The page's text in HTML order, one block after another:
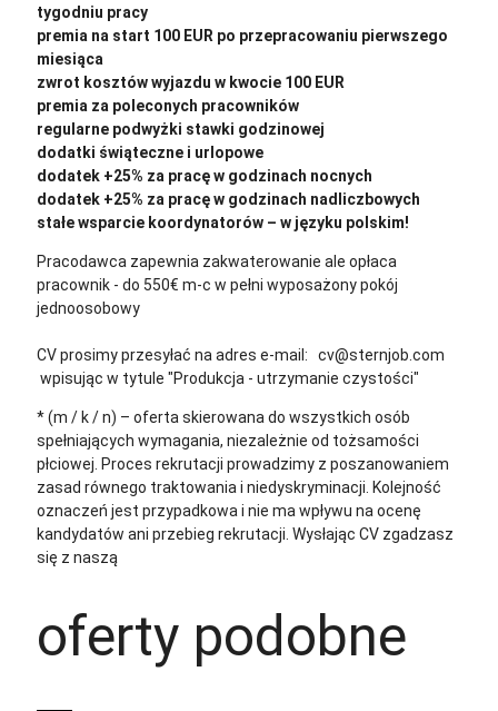
tygodniu pracy
premia na start 100 EUR po przepracowaniu pierwszego
miesiąca
zwrot kosztów wyjazdu w kwocie 100 EUR
premia za poleconych pracowników
regularne podwyżki stawki godzinowej
dodatki świąteczne i urlopowe
dodatek +25% za pracę w godzinach nocnych
dodatek +25% za pracę w godzinach nadliczbowych
stałe wsparcie koordynatorów – w języku polskim!
Pracodawca zapewnia zakwaterowanie ale opłaca
pracownik - do 550€ m-c w pełni wyposażony pokój
jednoosobowy
CV prosimy przesyłać na adres e-mail: cv@sternjob.com
wpisując w tytule "Produkcja - utrzymanie czystości"
* (m / k / n) – oferta skierowana do wszystkich osób
spełniających wymagania, niezależnie od tożsamości
płciowej. Proces rekrutacji prowadzimy z poszanowaniem
zasad równego traktowania i niedyskryminacji. Kolejność
oznaczeń jest przypadkowa i nie ma wpływu na ocenę
kandydatów ani przebieg rekrutacji. Wysłając CV zgadzasz
się z naszą
oferty podobne